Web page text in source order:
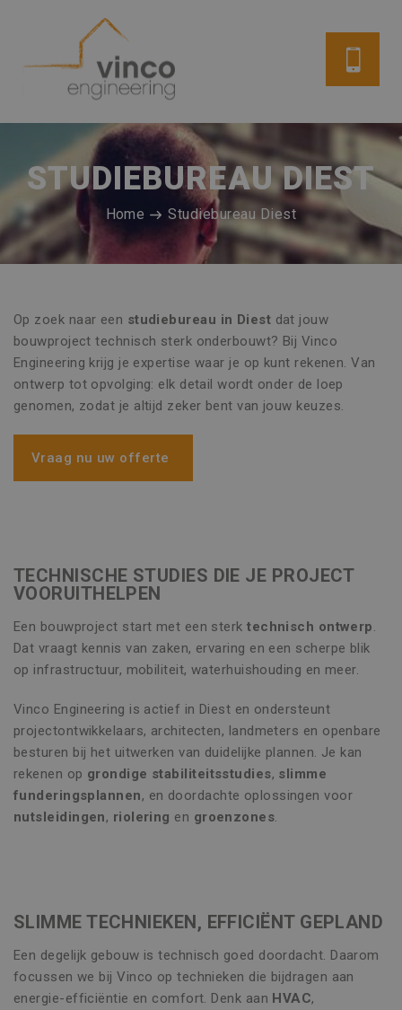
STUDIEBUREAU DIEST
Home Studiebureau Diest
Op zoek naar een studiebureau in Diest dat jouw
bouwproject technisch sterk onderbouwt? Bij Vinco
Engineering krijg je expertise waar je op kunt rekenen. Van
ontwerp tot opvolging: elk detail wordt onder de loep
genomen, zodat je altijd zeker bent van jouw keuzes.
Vraag nu uw offerte
TECHNISCHE STUDIES DIE JE PROJECT
VOORUITHELPEN
Een bouwproject start met een sterk technisch ontwerp.
Dat vraagt kennis van zaken, ervaring en een scherpe blik
op infrastructuur, mobiliteit, waterhuishouding en meer.
Vinco Engineering is actief in Diest en ondersteunt
projectontwikkelaars, architecten, landmeters en openbare
besturen bij het uitwerken van duidelijke plannen. Je kan
rekenen op grondige stabiliteitsstudies, slimme
funderingsplannen, en doordachte oplossingen voor
nutsleidingen, riolering en groenzones.
SLIMME TECHNIEKEN, EFFICIËNT GEPLAND
Een degelijk gebouw is technisch goed doordacht. Daarom
focussen we bij Vinco op technieken die bijdragen aan
energie-efficiëntie en comfort. Denk aan HVAC,